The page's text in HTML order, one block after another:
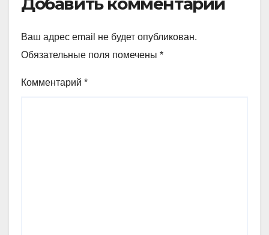
Ваш адрес email не будет опубликован.
Обязательные поля помечены *
Комментарий *